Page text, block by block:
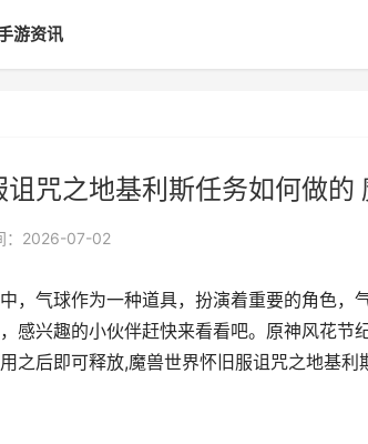
游资讯
咒之地基利斯任务如何做
：2026-07-02
，气球作为一种道具，扮演着重要的角色，
感兴趣的小伙伴赶快来看看吧。原神风花节
之后即可释放,魔兽世界怀旧服诅咒之地基